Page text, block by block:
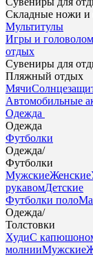
Складные ножи и
Мультитулы
Игры и
отдых
Сувениры для
Пляжный отдых
Мячи
Автомобильные
Одежда
Одежда
Футболки
Одежда/
Футболки
МужскиеЖенские
рукавомДетские
Футболки поло
Одежда/
Толстовки
ХудиС
молнииМужские